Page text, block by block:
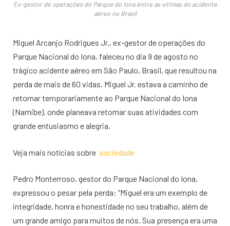
Ex-gestor de operações do Parque do Iona entre as vítimas do acidente
aéreo no Brasil
Miguel Arcanjo Rodrigues Jr., ex-gestor de operações do
Parque Nacional do Iona, faleceu no dia 9 de agosto no
trágico acidente aéreo em São Paulo, Brasil, que resultou na
perda de mais de 60 vidas. Miguel Jr. estava a caminho de
retornar temporariamente ao Parque Nacional do Iona
(Namibe), onde planeava retomar suas atividades com
grande entusiasmo e alegria.
Veja mais notícias sobre sociedade
Pedro Monterroso, gestor do Parque Nacional do Iona,
expressou o pesar pela perda: “Miguel era um exemplo de
integridade, honra e honestidade no seu trabalho, além de
um grande amigo para muitos de nós. Sua presença era uma